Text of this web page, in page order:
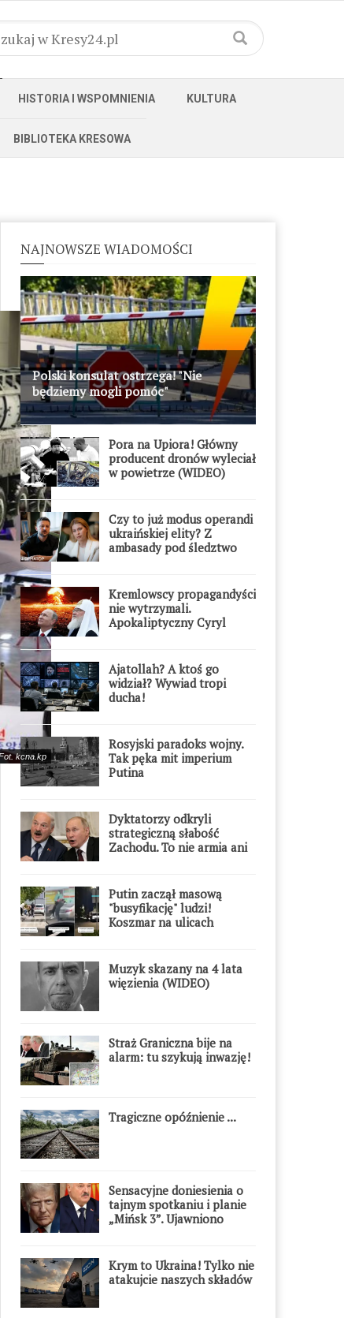
HISTORIA I WSPOMNIENIA KULTURA
BIBLIOTEKA KRESOWA
kcna.kp
NAJNOWSZE WIADOMOŚCI
Polski konsulat ostrzega! "Nie
będziemy mogli pomóc"
Pora na Upiora! Główny
producent dronów wyleciał
w powietrze (WIDEO)
Czy to już modus operandi
ukraińskiej elity? Z
ambasady pod śledztwo
Kremlowscy propagandyści
nie wytrzymali.
Apokaliptyczny Cyryl
Ajatollah? A ktoś go
widział? Wywiad tropi
ducha!
Rosyjski paradoks wojny.
Tak pęka mit imperium
Putina
Dyktatorzy odkryli
strategiczną słabość
Zachodu. To nie armia ani
Putin zaczął masową
"busyfikację" ludzi!
Koszmar na ulicach
Muzyk skazany na 4 lata
więzienia (WIDEO)
Straż Graniczna bije na
alarm: tu szykują inwazję!
Tragiczne opóźnienie ...
Sensacyjne doniesienia o
tajnym spotkaniu i planie
„Mińsk 3”. Ujawniono
Krym to Ukraina! Tylko nie
atakujcie naszych składów